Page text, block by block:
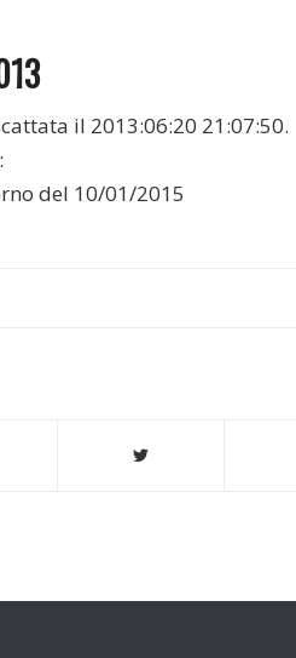
il 2013:06:20 21:07:50.
del 10/01/2015